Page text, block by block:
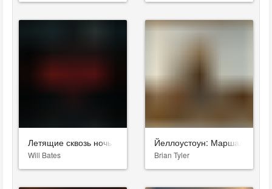
Летящие сквозь ночь
Will Bates
Йеллоустоун: Маршалы
Brian Tyler